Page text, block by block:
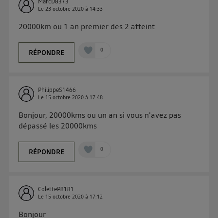
Le23 octobre 2020 à 14:33
20000km ou 1 an premier des 2 atteint
RÉPONDRE 0
PhilippeS1466
Le 15 octobre 2020 à 17:48
Bonjour, 20000kms ou un an si vous n'avez pas
dépassé les 20000kms
RÉPONDRE 0
ColetteP8181
Le 15 octobre 2020 à 17:12
Bonjour
surle portail d’Utiq ("
« gérer Utiq » en bas de ce site. Pour plus
d'information sur les données personnelles